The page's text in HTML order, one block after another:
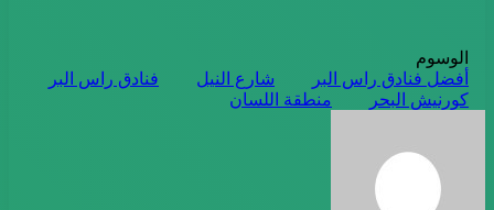
الوسوم
أفضل فنادق راس البر
شارع النيل
فنادق راس البر
كورنيش البحر
منطقة اللسان